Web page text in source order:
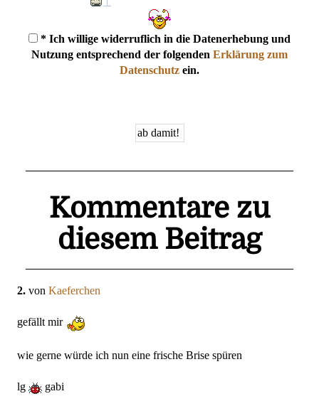
* Ich willige widerruflich in die Datenerhebung und
Nutzung entsprechend der folgenden Erklärung zum
Datenschutz ein.
Kommentare zu
diesem Beitrag
2. von Kaeferchen
gefällt mir
wie gerne würde ich nun eine frische Brise spüren
lg gabi